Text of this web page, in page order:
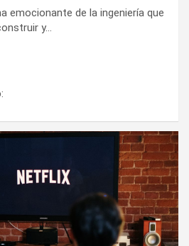
emocionante de la ingeniería que
y…